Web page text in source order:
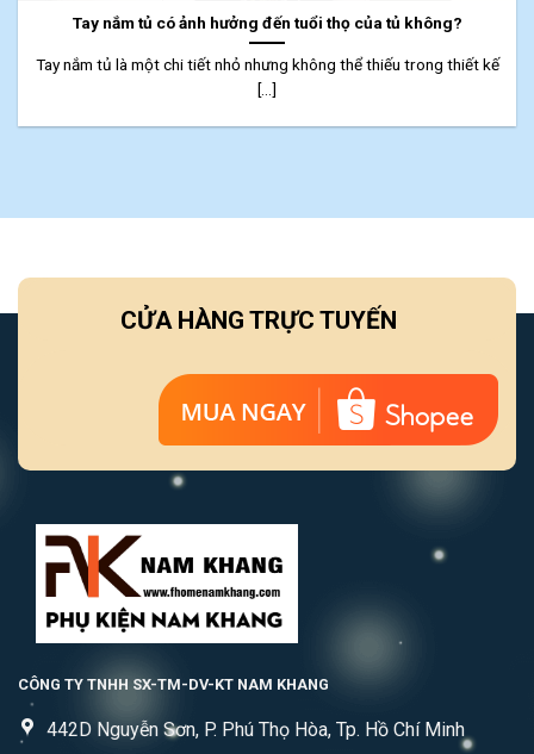
Tay nắm tủ có ảnh hưởng đến tuổi thọ của tủ không?
Tay nắm tủ là một chi tiết nhỏ nhưng không thể thiếu trong thiết kế
[...]
CỬA HÀNG TRỰC TUYẾN
CÔNG TY TNHH SX-TM-DV-KT NAM KHANG
442D Nguyễn Sơn, P. Phú Thọ Hòa, Tp. Hồ Chí Minh